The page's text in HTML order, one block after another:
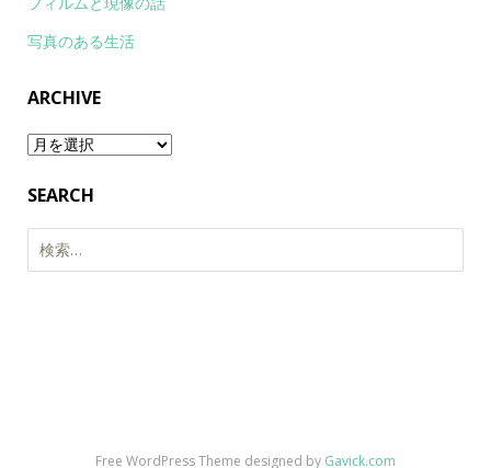
写真のある生活
ARCHIVE
Archive
SEARCH
索:
Free WordPress Theme designed by Gavick.com